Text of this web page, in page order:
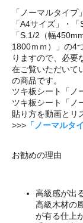
「ノーマルタイ
「A4サイズ」・
「S.1/2（幅
1800ｍｍ）」の4
りますので、必要
在ご覧いただいて
の商品です。
ツキ板シート「ノ
ツキ板シート「ノ
貼り方を動画とリ
>>> 「ノーマルタ
お勧めの理由
高級感が出
高級木材の
が有る仕上